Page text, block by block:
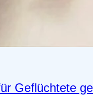
Geflüchtete